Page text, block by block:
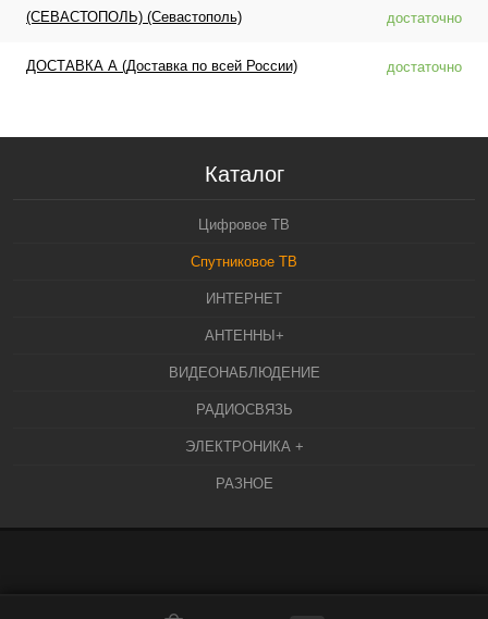
(СЕВАСТОПОЛЬ) (Севастополь) достаточно
ДОСТАВКА А (Доставка по всей России) достаточно
Каталог
Цифровое ТВ
Спутниковое ТВ
ИНТЕРНЕТ
АНТЕННЫ+
ВИДЕОНАБЛЮДЕНИЕ
РАДИОСВЯЗЬ
ЭЛЕКТРОНИКА +
РАЗНОЕ